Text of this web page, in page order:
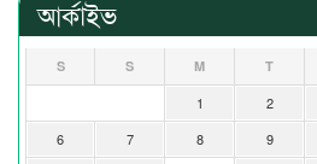
আর্কাইভ
S S M T
1 2
6
7 8 9